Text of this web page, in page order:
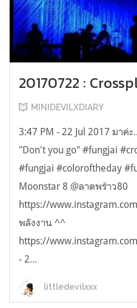
20170722 :
MINIDEVILXDIARY
3:47 PM - 22 Jul 2017 มาค่
"Don't you go" #fungjai
#fungjai #coloroftheday
Moonstar 8 @ลาดพร้าว80
https://
พลังงาน ^^
https://
- 2...
littledevilxxx